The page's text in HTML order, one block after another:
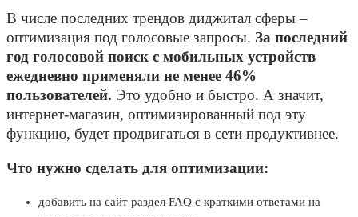
В числе последних трендов диджитал сферы –
оптимизация под голосовые запросы. За последний
год голосовой поиск с мобильных устройств
ежедневно применяли не менее 46%
пользователей. Это удобно и быстро. А значит,
интернет-магазин, оптимизированный под эту
функцию, будет продвигаться в сети продуктивнее.
Что нужно сделать для оптимизации:
добавить на сайт раздел FAQ с краткими ответами на